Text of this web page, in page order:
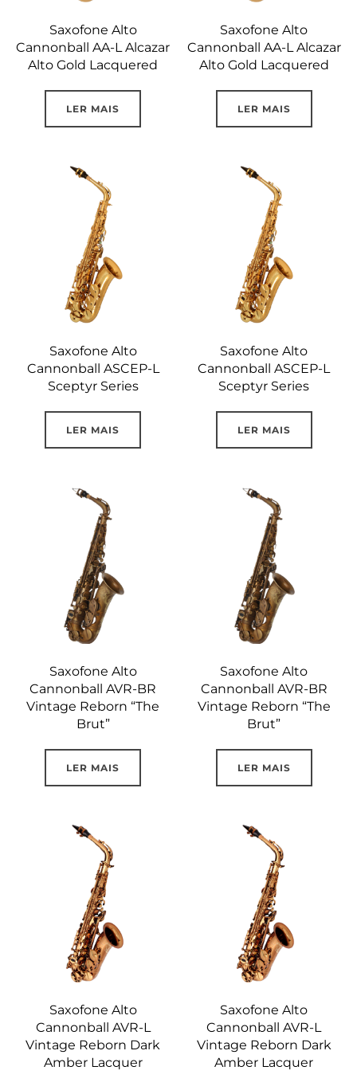
Saxofone Alto
Cannonball AA-L Alcazar
Alto Gold Lacquered
LER MAIS
Saxofone Alto
Cannonball AA-L Alcazar
Alto Gold Lacquered
LER MAIS
Saxofone Alto
Cannonball ASCEP-L
Sceptyr Series
LER MAIS
Saxofone Alto
Cannonball ASCEP-L
Sceptyr Series
LER MAIS
Saxofone Alto
Cannonball AVR-BR
Vintage Reborn “The
Brut”
LER MAIS
Saxofone Alto
Cannonball AVR-BR
Vintage Reborn “The
Brut”
LER MAIS
Saxofone Alto
Cannonball AVR-L
Vintage Reborn Dark
Amber Lacquer
Saxofone Alto
Cannonball AVR-L
Vintage Reborn Dark
Amber Lacquer